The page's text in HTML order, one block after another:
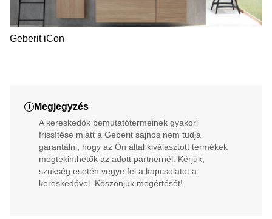
Geberit iCon
Megjegyzés
A kereskedők bemutatótermeinek gyakori
frissítése miatt a Geberit sajnos nem tudja
garantálni, hogy az Ön által kiválasztott termékek
megtekinthetők az adott partnernél. Kérjük,
szükség esetén vegye fel a kapcsolatot a
kereskedővel. Köszönjük megértését!